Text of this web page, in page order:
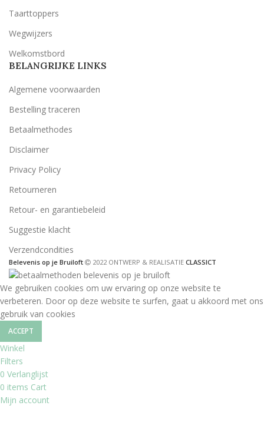
Taarttoppers
Wegwijzers
Welkomstbord
BELANGRIJKE LINKS
Algemene voorwaarden
Bestelling traceren
Betaalmethodes
Disclaimer
Privacy Policy
Retourneren
Retour- en garantiebeleid
Suggestie klacht
Verzendcondities
Belevenis op je Bruiloft 2022 ONTWERP & REALISATIE CLASSICT
We gebruiken cookies om uw ervaring op onze website te
verbeteren. Door op deze website te surfen, gaat u akkoord met ons
gebruik van cookies
ACCEPT
Winkel
Filters
0 Verlanglijst
0 items Cart
Mijn account